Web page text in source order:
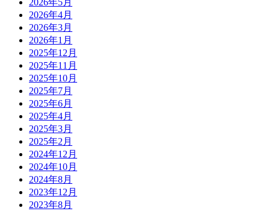
2026年4月
2026年3月
2026年1月
2025年12月
2025年11月
2025年10月
2025年7月
2025年6月
2025年4月
2025年3月
2025年2月
2024年12月
2024年10月
2024年8月
2023年12月
2023年8月